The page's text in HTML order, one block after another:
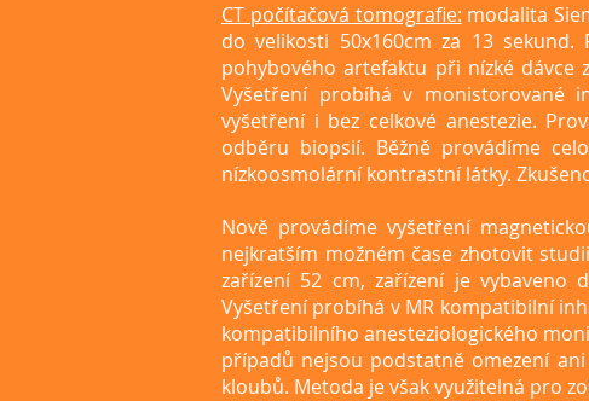
CT počítačová tomografie: modalita
do velikosti 50x160cm za 13
pohybového artefaktu při nízké dávce
Vyšetření probíhá v monistorované
vyšetření i bez celkové anestezie.
odběru biopsií. Běžně provádíme
nízkoosmolární kontrastní látky.
Nově provádíme vyšetření
nejkratším možném čase zhotovit
zařízení 52 cm, zařízení je vybaveno
Vyšetření probíhá v MR kompatibilní
kompatibilního anesteziologického
případů nejsou podstatně omezení
kloubů. Metoda je však využitelná pro